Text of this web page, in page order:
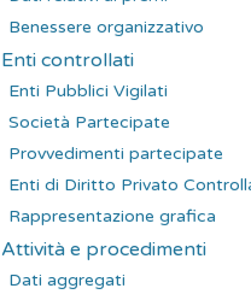
Benessere organizzativo
Enti controllati
Enti Pubblici Vigilati
Società Partecipate
Provvedimenti partecipate
Enti di Diritto Privato
Rappresentazione grafica
Attività e procedimenti
Dati aggregati